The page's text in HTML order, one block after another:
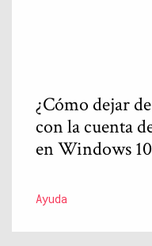
¿Cómo dejar
con la cuenta
en Windows
Ayuda